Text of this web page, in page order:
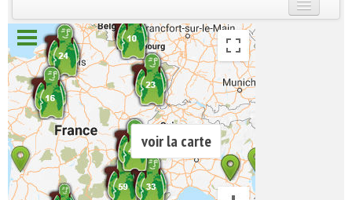
INSCRIVEZ-VOUS | ABONNEZ-VOUS
voir la carte